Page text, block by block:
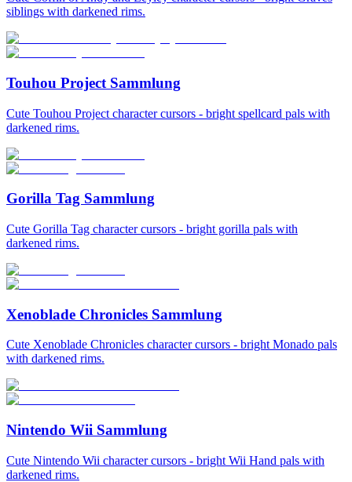
siblings with darkened rims.
Touhou Project Sammlung
Cute Touhou Project character cursors - bright spellcard pals with
darkened rims.
Gorilla Tag Sammlung
Cute Gorilla Tag character cursors - bright gorilla pals with
darkened rims.
Xenoblade Chronicles Sammlung
Cute Xenoblade Chronicles character cursors - bright Monado pals
with darkened rims.
Nintendo Wii Sammlung
Cute Nintendo Wii character cursors - bright Wii Hand pals with
darkened rims.